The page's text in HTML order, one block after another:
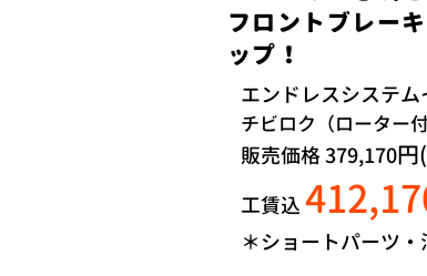
フロントブレー
ップ！
エンドレスシステ
チビロク（ローター付
販売価格379,170円
工賃込
＊ ショートパーツ